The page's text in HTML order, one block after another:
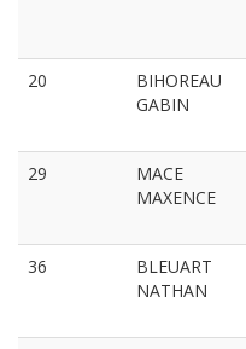
20
BIHOREAU
GABIN
29
MACE
MAXENCE
36
BLEUART
NATHAN